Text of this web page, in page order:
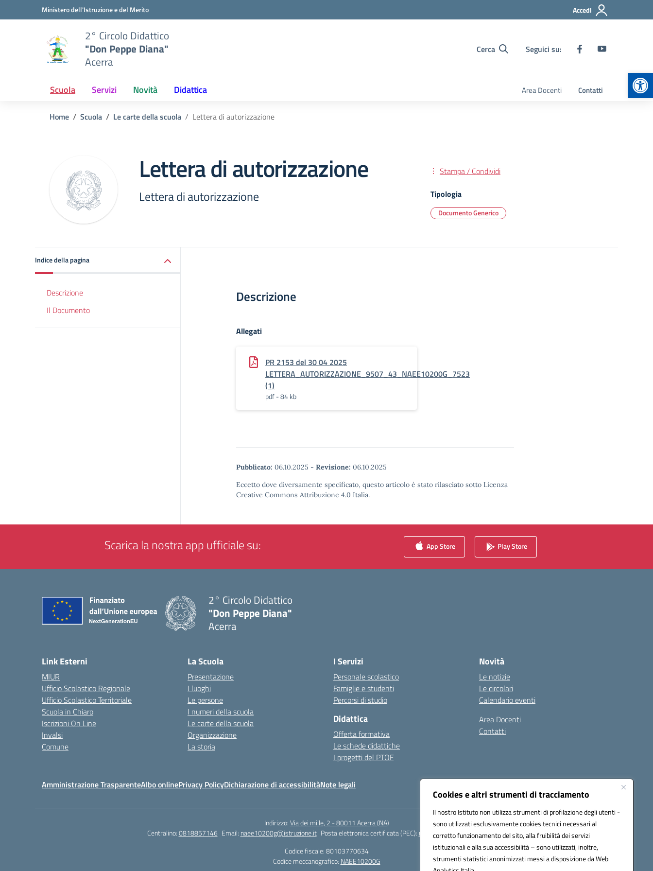
Cookies e altri strumenti di tracciamento
Il nostro Istituto non utilizza strumenti di profilazione degli utenti -
sono utilizzati esclusivamente cookies tecnici necessari al
corretto funzionamento del sito, alla fruibilità dei servizi
istituzionali e alla sua accessibilità – sono utilizzati, inoltre,
strumenti statistici anonimizzati messi a disposizione da Web
Vai ai contenuti
Vai al menu di navigazioneMinistero dell'Istruzione e del Merito Accedi
2° Circolo Didattico
"Don Peppe Diana"
Acerra
Cerca Seguici su:
Scuola Servizi Novità Didattica Area Docenti Contatti
Home Scuola Le carte della scuola Lettera di autorizzazione
Lettera di autorizzazione
Lettera di autorizzazione
Stampa / Condividi
Tipologia
Documento Generico
Indice della pagina
Descrizione
Il Documento
Descrizione
Allegati
PR 2153 del 30 04 2025
LETTERA_AUTORIZZAZIONE_9507_43_NAEE10200G_7523
(1)
pdf - 84 kb
Pubblicato: 06.10.2025 - Revisione: 06.10.2025
Eccetto dove diversamente specificato, questo articolo è stato rilasciato sotto Licenza
Creative Commons Attribuzione 4.0 Italia.
Scarica la nostra app ufficiale su: App Store Play Store
2° Circolo Didattico
"Don Peppe Diana"
Acerra
Link Esterni
MIUR
Ufficio Scolastico Regionale
Ufficio Scolastico Territoriale
Scuola in Chiaro
Iscrizioni On Line
Invalsi
Comune
La Scuola
Presentazione
I luoghi
Le persone
I numeri della scuola
Le carte della scuola
Organizzazione
La storia
I Servizi
Personale scolastico
Famiglie e studenti
Percorsi di studio
Didattica
Offerta formativa
Le schede didattiche
I progetti del PTOF
Novità
Le notizie
Le circolari
Calendario eventi
Area Docenti
Contatti
Amministrazione TrasparenteAlbo onlinePrivacy PolicyDichiarazione di accessibilitàNote legali Seguici su:
Indirizzo:Via dei mille, 2 - 80011 Acerra (NA)
Centralino:0818857146 Email: naee10200g@istruzione.it Posta elettronica certificata (PEC): naee10200g@pec.istruzione.it
Codice fiscale: 80103770634
Codice meccanografico: NAEE10200G